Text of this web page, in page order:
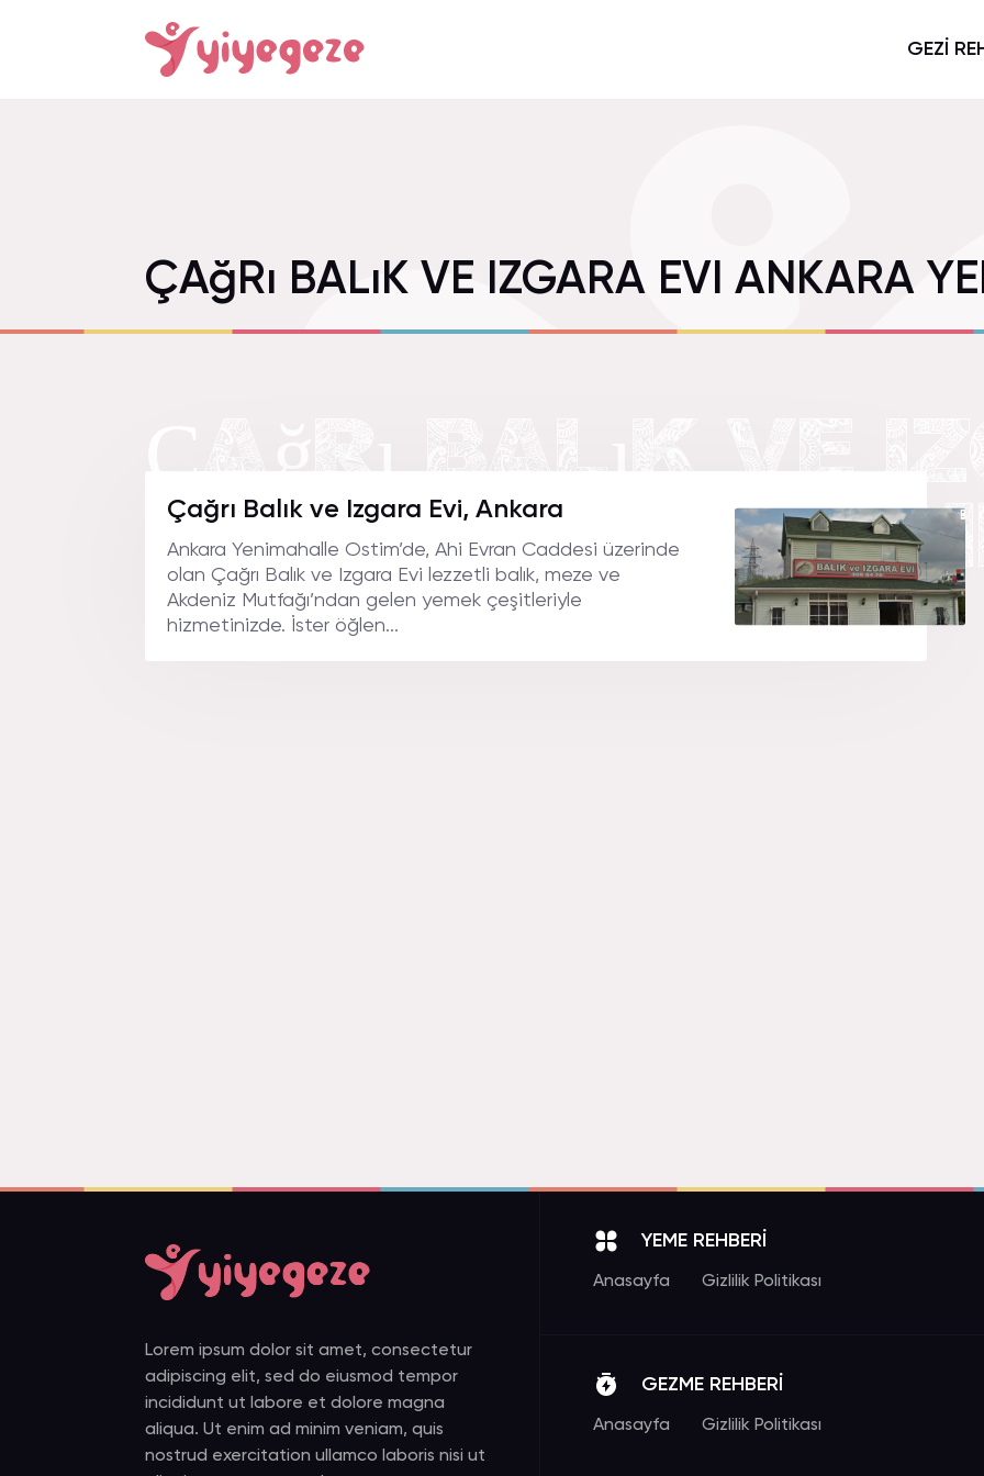
GEZİ
ÇAğRı BALıK VE IZGARA EVI ANKARA
EVI ANKARA
Çağrı Balık ve Izgara Evi, Ankara
Ankara Yenimahalle Ostim’de, Ahi Evran Caddesi üzerinde
olan Çağrı Balık ve Izgara Evi lezzetli balık, meze ve
Akdeniz Mutfağı’ndan gelen yemek çeşitleriyle
hizmetinizde. İster öğlen...
Lorem ipsum dolor sit amet, consectetur
adipiscing elit, sed do eiusmod tempor
incididunt ut labore et dolore magna
aliqua. Ut enim ad minim veniam, quis
nostrud exercitation ullamco laboris nisi ut
YEME REHBERİ
Anasayfa Gizlilik Politikası
GEZME REHBERİ
Anasayfa Gizlilik Politikası